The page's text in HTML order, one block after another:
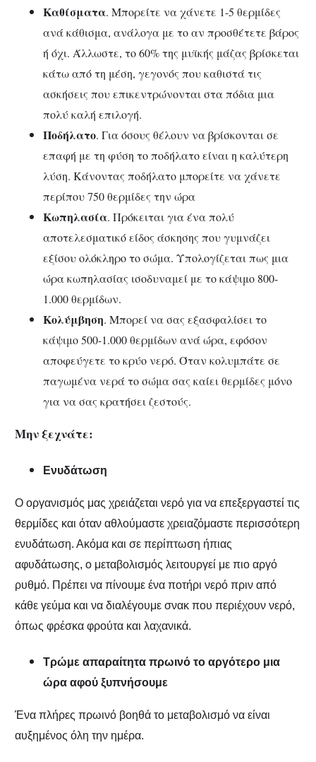
Καθίσματα. Μπορείτε να χάνετε 1-5 θερμίδες
ανά κάθισμα, ανάλογα με το αν προσθέτετε βάρος
ή όχι. Άλλωστε, το 60% της μυϊκής μάζας βρίσκεται
κάτω από τη μέση, γεγονός που καθιστά τις
ασκήσεις που επικεντρώνονται στα πόδια μια
πολύ καλή επιλογή.
Ποδήλατο. Για όσους θέλουν να βρίσκονται σε
επαφή με τη φύση το ποδήλατο είναι η καλύτερη
λύση. Κάνοντας ποδήλατο μπορείτε να χάνετε
περίπου 750 θερμίδες την ώρα
Κωπηλασία. Πρόκειται για ένα πολύ
αποτελεσματικό είδος άσκησης που γυμνάζει
εξίσου ολόκληρο το σώμα. Υπολογίζεται πως μια
ώρα κωπηλασίας ισοδυναμεί με το κάψιμο 800-
1.000 θερμίδων.
Κολύμβηση. Μπορεί να σας εξασφαλίσει το
κάψιμο 500-1.000 θερμίδων ανά ώρα, εφόσον
αποφεύγετε το κρύο νερό. Όταν κολυμπάτε σε
παγωμένα νερά το σώμα σας καίει θερμίδες μόνο
για να σας κρατήσει ζεστούς.
Μην ξεχνάτε:
Ενυδάτωση
Ο οργανισμός μας χρειάζεται νερό για να επεξεργαστεί τις
θερμίδες και όταν αθλούμαστε χρειαζόμαστε περισσότερη
ενυδάτωση. Ακόμα και σε περίπτωση ήπιας
αφυδάτωσης, ο μεταβολισμός λειτουργεί με πιο αργό
ρυθμό. Πρέπει να πίνουμε ένα ποτήρι νερό πριν από
κάθε γεύμα και να διαλέγουμε σνακ που περιέχουν νερό,
όπως φρέσκα φρούτα και λαχανικά.
Τρώμε απαραίτητα πρωινό το αργότερο μια
ώρα αφού ξυπνήσουμε
Ένα πλήρες πρωινό βοηθά το μεταβολισμό να είναι
αυξημένος όλη την ημέρα.